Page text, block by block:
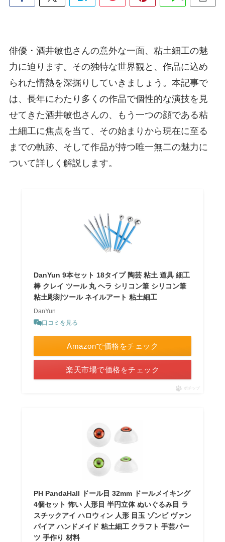
俳優・酒井敏也さんの意外な一面、粘土細工の魅
力に迫ります。その独特な世界観と、作品に込め
られた情熱を深掘りしていきましょう。本記事で
は、長年にわたり多くの作品で個性的な演技を見
せてきた酒井敏也さんの、もう一つの顔である粘
土細工に焦点を当て、その始まりから現在に至る
までの軌跡、そして作品が持つ唯一無二の魅力に
ついて詳しく解説します。
DanYun 9本セット 18タイプ 陶芸 粘土 道具 細工
棒 クレイ ツール 丸 ヘラ シリコン筆 シリコン筆
粘土彫刻ツール ネイルアート 粘土細工
DanYun
口コミを見る
Amazonで価格をチェック
楽天市場で価格をチェック
ポチップ
PH PandaHall ドール目 32mm ドールメイキング
4個セット 怖い 人形目 半円立体 ぬいぐるみ目 ラ
スチックアイ ハロウィン 人形 目玉 ゾンビ ヴァン
パイア ハンドメイド 粘土細工 クラフト 手芸パー
ツ 手作り 材料